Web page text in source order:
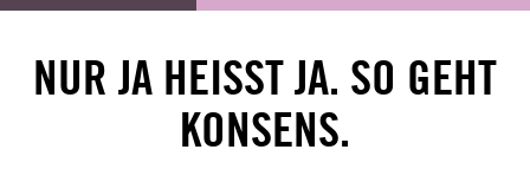
NUR JA HEISST JA. SO GEHT K
ONSENS.